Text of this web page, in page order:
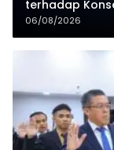
terhadap
06/08/2026